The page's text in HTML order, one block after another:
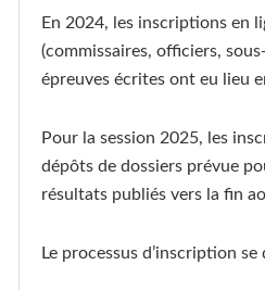
En 2024, les inscriptions en
(commissaires, officiers,
épreuves écrites ont eu lieu
Pour la session 2025, les
dépôts de dossiers prévue
résultats publiés vers la fin
Le processus d’inscription